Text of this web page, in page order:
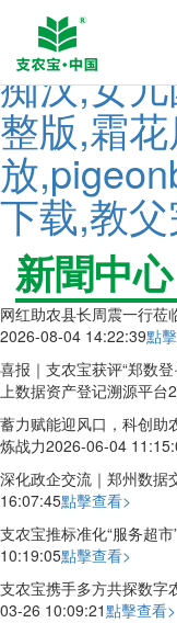
动漫淫
痴汉,女
整版,霜
放
下载,教
新聞中心
网红助农县长周震一行莅
2026-08-04 14:22:39點
喜报｜支农宝获评“郑数
上数据资产登记溯源平台
蓄力赋能迎风口，科创助
炼战力2026-06-04
深化政企交流｜郑州数据
16:07:45點擊查看>
支农宝推标准化“服务超
10:19:05點擊查看>
支农宝携手多方共探数字
03-26 10:09:21點擊查看>